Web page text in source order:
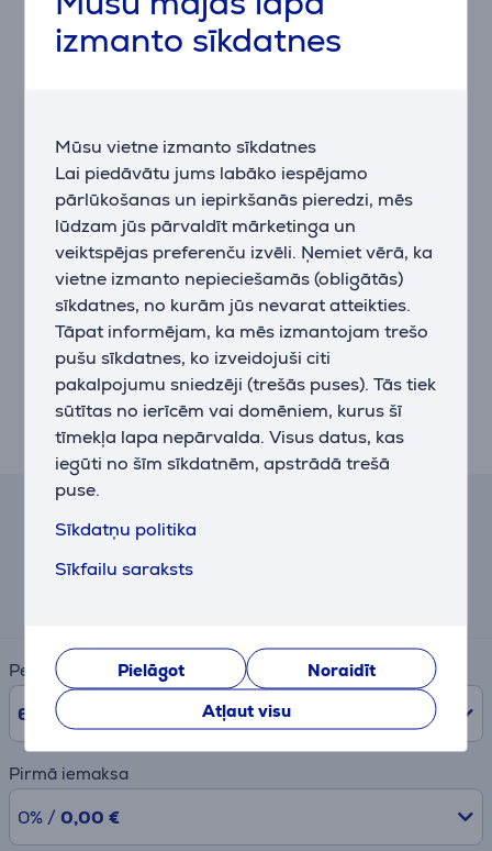
izmanto sīkdatnes
Mūsu vietne izmanto sīkdatnes
Lai piedāvātu jums labāko iespējamo
pārlūkošanas un iepirkšanās pieredzi, mēs
lūdzam jūs pārvaldīt mārketinga un
veiktspējas preferenču izvēli. Ņemiet vērā, ka
vietne izmanto nepieciešamās (obligātās)
sīkdatnes, no kurām jūs nevarat atteikties.
Tāpat informējam, ka mēs izmantojam trešo
pušu sīkdatnes, ko izveidojuši citi
pakalpojumu sniedzēji (trešās puses). Tās tiek
sūtītas no ierīcēm vai domēniem, kurus šī
tīmekļa lapa nepārvalda. Visus datus, kas
iegūti no šīm sīkdatnēm, apstrādā trešā
puse.
Sīkdatņu politika
Sīkfailu saraksts
Pielāgot
Noraidīt
Atļaut visu
ātrāku un stabilāku savienojumu. Izmantojot
Bluetooth režīmā, akumulatora darbības laiks ir vēl
Datorpelei ir 7 programmējamas pogas, kas ļauj
pielāgot spēles pieredzi atbilstoši savām vajadzībām.
Varat viegli iestatīt dažādas funkcijas un ātros
taustiņus, lai padarītu spēles vēl ērtākas un
efektīvākas.
Razer Chroma RGB apgaismojums
Razer Basilisk V3 X HyperSpeed datorpelei ir lieliska
Razer Chroma RGB apgaismojuma sistēma. Tā
piedāvā 16,8 miljonus krāsu variāciju, dažādus
apgaismojuma efektus un pat sinhronizē
apgaismojumu ar spēlēm, programmām un mūziku,
nodrošinot jums unikālu un aizraujošu pieredzi.
Līzinga un nomas kalkulators
Aptuvens ikmēneša maksājums
Periods
6 mēn.
Pirmā iemaksa
0% / 0,00 €